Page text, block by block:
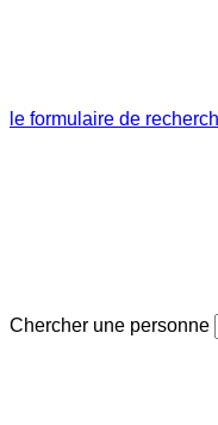
le formulaire de
Chercher une personne